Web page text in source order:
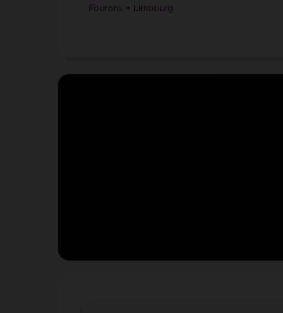
Fourons • Limbourg